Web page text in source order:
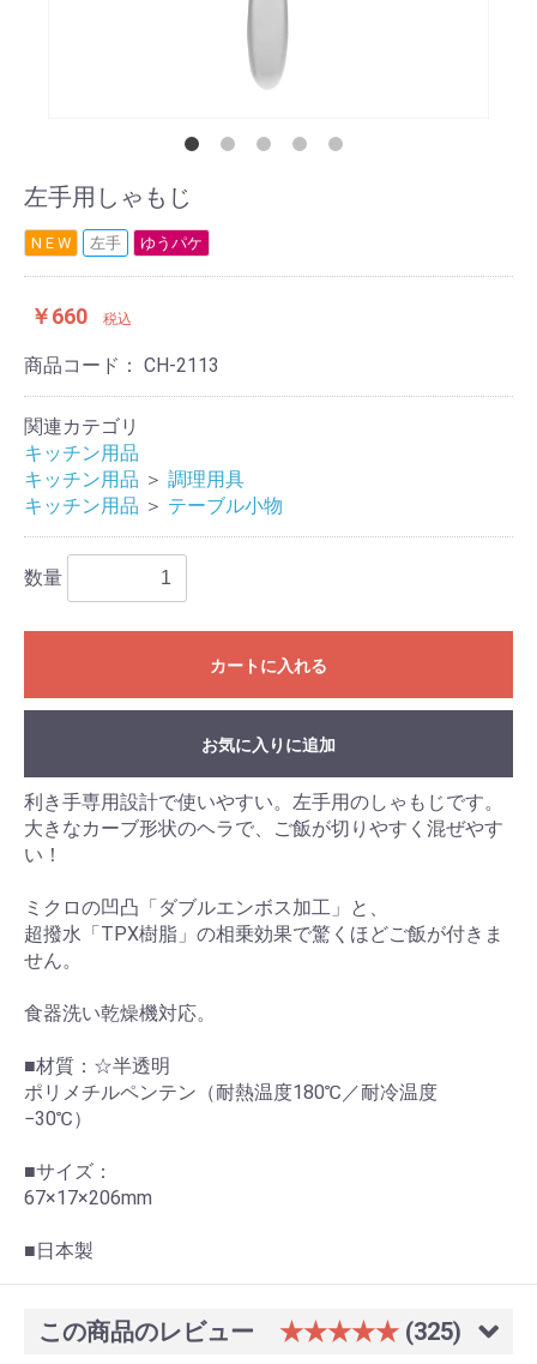
左手用しゃもじ
N E W 左手 ゆうパケ
￥660 税込
商品コード： CH-2113
関連カテゴリ
キッチン用品
キッチン用品 ＞ 調理用具
キッチン用品 ＞ テーブル小物
数量
カートに入れる
お気に入りに追加
利き手専用設計で使いやすい。左手用のしゃもじです。
大きなカーブ形状のヘラで、ご飯が切りやすく混ぜやす
い！
ミクロの凹凸「ダブルエンボス加工」と、
超撥水「TPX樹脂」の相乗効果で驚くほどご飯が付きま
せん。
食器洗い乾燥機対応。
■材質：☆半透明
ポリメチルペンテン（耐熱温度180℃／耐冷温度
−30℃）
■サイズ：
67×17×206mm
■日本製
この商品のレビュー ★★★★★ (325)